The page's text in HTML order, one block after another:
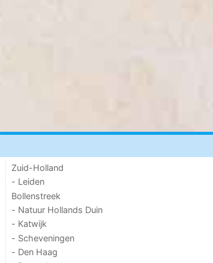
Zuid-Holland
- Leiden
Bollenstreek
- Natuur Hollands Duin
- Katwijk
- Scheveningen
- Den Haag